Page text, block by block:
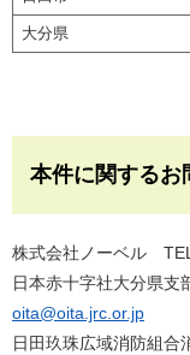
大分県
本件に関するお
株式会社ノーベル
日本赤十字社大分県
oita@oita.jrc.or.jp
日田玖珠広域消防組